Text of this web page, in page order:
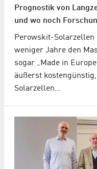
Prognostik von
und wo noch
Perowskit-Solarzellen
weniger Jahre den
sogar „Made in
äußerst
Solarzellen…